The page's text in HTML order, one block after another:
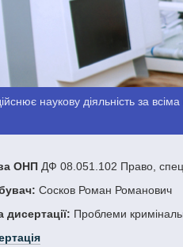
наукову діяльність за
ОНПДФ 08.051.102 Право,
Сосков Роман Романович
дисертації: Проблеми